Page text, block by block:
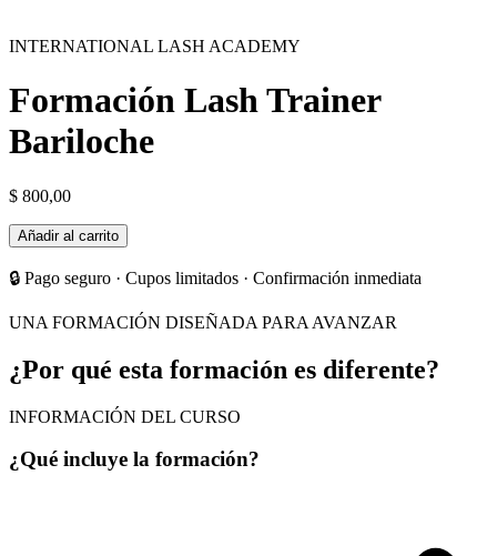
INTERNATIONAL LASH ACADEMY
Formación Lash Trainer
Bariloche
$ 800,00
Formación
Lash
Trainer
Bariloche
cantidad
Añadir al carrito
🔒 Pago seguro · Cupos limitados · Confirmación inmediata
UNA FORMACIÓN DISEÑADA PARA AVANZAR
¿Por qué esta formación es diferente?
INFORMACIÓN DEL CURSO
¿Qué incluye la formación?